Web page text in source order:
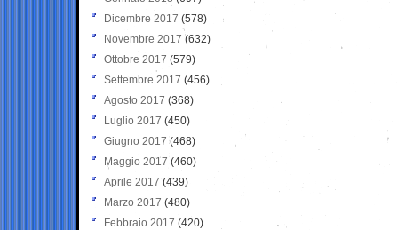
Dicembre 2017 (578)
Novembre 2017 (632)
Ottobre 2017 (579)
Settembre 2017 (456)
Agosto 2017 (368)
Luglio 2017 (450)
Giugno 2017 (468)
Maggio 2017 (460)
Aprile 2017 (439)
Marzo 2017 (480)
Febbraio 2017 (420)